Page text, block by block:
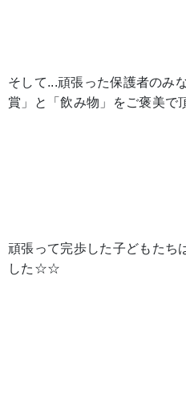
そして...頑張った保護者のみ
賞」と「飲み物」をご褒美で
頑張って完歩した子どもたち
した☆☆